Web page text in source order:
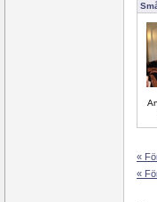
«
«